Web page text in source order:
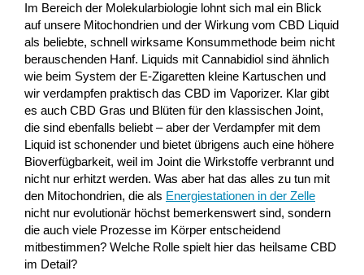
Im Bereich der Molekularbiologie lohnt sich mal ein Blick
auf unsere Mitochondrien und der Wirkung vom CBD Liquid
als beliebte, schnell wirksame Konsummethode beim nicht
berauschenden Hanf. Liquids mit Cannabidiol sind ähnlich
wie beim System der E-Zigaretten kleine Kartuschen und
wir verdampfen praktisch das CBD im Vaporizer. Klar gibt
es auch CBD Gras und Blüten für den klassischen Joint,
die sind ebenfalls beliebt – aber der Verdampfer mit dem
Liquid ist schonender und bietet übrigens auch eine höhere
Bioverfügbarkeit, weil im Joint die Wirkstoffe verbrannt und
nicht nur erhitzt werden. Was aber hat das alles zu tun mit
den Mitochondrien, die als Energiestationen in der Zelle
nicht nur evolutionär höchst bemerkenswert sind, sondern
die auch viele Prozesse im Körper entscheidend
mitbestimmen? Welche Rolle spielt hier das heilsame CBD
im Detail?